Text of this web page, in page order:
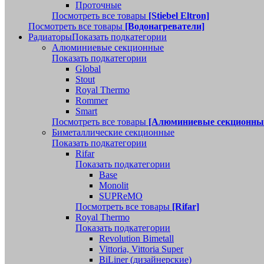
Проточные
Посмотреть все товары [Stiebel Eltron]
Посмотреть все товары [Водонагреватели]
РадиаторыПоказать подкатегории
Алюминиевые секционные
Показать подкатегории
Global
Stout
Royal Thermo
Rommer
Smart
Посмотреть все товары [Алюминиевые
Биметаллические секционные
Показать подкатегории
Rifar
Показать подкатегории
Base
Monolit
SUPReMO
Посмотреть все товары [Rifar]
Royal Thermo
Показать подкатегории
Revolution Bimetall
Vittoria, Vittoria Super
BiLiner (дизайнерские)